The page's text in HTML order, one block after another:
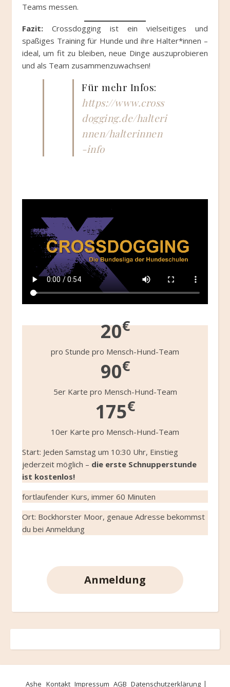
Teams messen.
Fazit: Crossdogging ist ein vielseitiges und
spaßiges Training für Hunde und ihre Halter*innen –
ideal, um fit zu bleiben, neue Dinge auszuprobieren
und als Team zusammenzuwachsen!
Für mehr Infos:
https://www.cross
dogging.de/halteri
nnen/halterinnen
-info
20€
pro Stunde pro Mensch-Hund-Team
90€
5er Karte pro Mensch-Hund-Team
175€
10er Karte pro Mensch-Hund-Team
Start: Jeden Samstag um 10:30 Uhr, Einstieg
jederzeit möglich – die erste Schnupperstunde
ist kostenlos!
fortlaufender Kurs, immer 60 Minuten
Ort: Bockhorster Moor, genaue Adresse bekommst
du bei Anmeldung
Anmeldung
Kontakt Impressum AGB Datenschutzerklärung
Ashe